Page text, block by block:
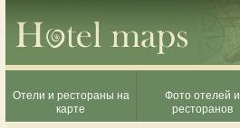
Отели и рестораны на
карте
Фото отелей и
ресторанов